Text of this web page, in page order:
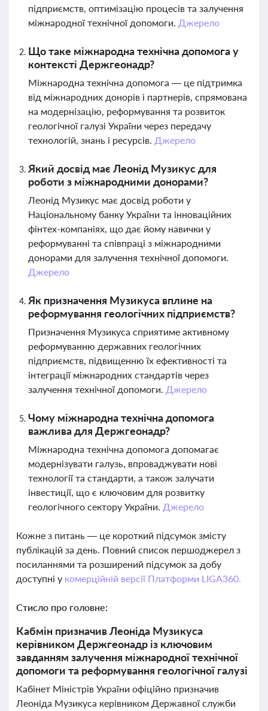
підприємств, оптимізацію процесів та залучення
міжнародної технічної допомоги. Джерело
Що таке міжнародна технічна допомога у
контексті Держгеонадр?
Міжнародна технічна допомога — це підтримка
від міжнародних донорів і партнерів, спрямована
на модернізацію, реформування та розвиток
геологічної галузі України через передачу
технологій, знань і ресурсів. Джерело
Який досвід має Леонід Музикус для
роботи з міжнародними донорами?
Леонід Музикус має досвід роботи у
Національному банку України та інноваційних
фінтех-компаніях, що дає йому навички у
реформуванні та співпраці з міжнародними
донорами для залучення технічної допомоги.
Джерело
Як призначення Музикуса вплине на
реформування геологічних підприємств?
Призначення Музикуса сприятиме активному
реформуванню державних геологічних
підприємств, підвищенню їх ефективності та
інтеграції міжнародних стандартів через
залучення технічної допомоги. Джерело
Чому міжнародна технічна допомога
важлива для Держгеонадр?
Міжнародна технічна допомога допомагає
модернізувати галузь, впроваджувати нові
технології та стандарти, а також залучати
інвестиції, що є ключовим для розвитку
геологічного сектору України. Джерело
Кожне з питань — це короткий підсумок змісту
публікацій за день. Повний список першоджерел з
посиланнями та розширений підсумок за добу
доступні у комерційній версії Платформи LIGA360.
Стисло про головне:
Кабмін призначив Леоніда Музикуса
керівником Держгеонадр із ключовим
завданням залучення міжнародної технічної
допомоги та реформування геологічної галузі
Кабінет Міністрів України офіційно призначив
Леоніда Музикуса керівником Державної служби